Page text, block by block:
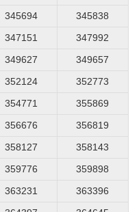
345694
345838
347151
347992
349627
349657
352124
352773
354771
355869
356676
356819
358127
358143
359776
359898
363231
363396